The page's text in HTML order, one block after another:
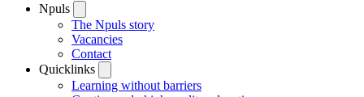
Npuls
The Npuls story
Vacancies
Contact
Quicklinks
Learning without barriers